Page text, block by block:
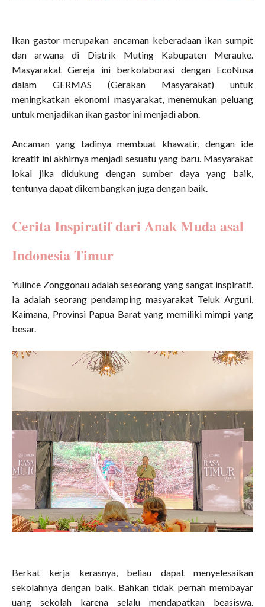
Ikan gastor merupakan ancaman keberadaan ikan sumpit
dan arwana di Distrik Muting Kabupaten Merauke.
Masyarakat Gereja ini berkolaborasi dengan EcoNusa
dalam GERMAS (Gerakan Masyarakat) untuk
meningkatkan ekonomi masyarakat, menemukan peluang
untuk menjadikan ikan gastor ini menjadi abon.
Ancaman yang tadinya membuat khawatir, dengan ide
kreatif ini akhirnya menjadi sesuatu yang baru. Masyarakat
lokal jika didukung dengan sumber daya yang baik,
tentunya dapat dikembangkan juga dengan baik.
Cerita Inspiratif dari Anak Muda asal
Indonesia Timur
Yulince Zonggonau adalah seseorang yang sangat inspiratif.
Ia adalah seorang pendamping masyarakat Teluk Arguni,
Kaimana, Provinsi Papua Barat yang memiliki mimpi yang
besar.
Berkat kerja kerasnya, beliau dapat menyelesaikan
sekolahnya dengan baik. Bahkan tidak pernah membayar
uang sekolah karena selalu mendapatkan beasiswa.